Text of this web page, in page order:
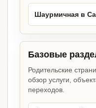
Шаурмичная в
Базовые
Родительские
обзор услуги,
переходов.